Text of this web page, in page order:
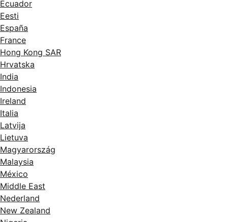
Ecuador
Eesti
España
France
Hong Kong SAR
Hrvatska
India
Indonesia
Ireland
Italia
Latvija
Lietuva
Magyarország
Malaysia
México
Middle East
Nederland
New Zealand